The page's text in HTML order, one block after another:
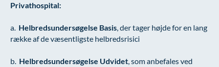
Intim konturering/foryngelse
Mandlig genitalområde - forskønnelse
Kosmetisk Plastikkirurgi
Kæbekirurgi
Rygepolitik
Samarbejde mellem specialer
Sengestuer
Standardbetingelser for privatbetalte
Privathospital:
a. Helbredsundersøgelse Basis, der tager højde for en lang
række af de væsentligste helbredsrisici
b. Helbredsundersøgelse Udvidet, som anbefales ved